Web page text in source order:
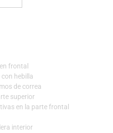
frontal
hebilla
de correa
superior
en la parte frontal
interior